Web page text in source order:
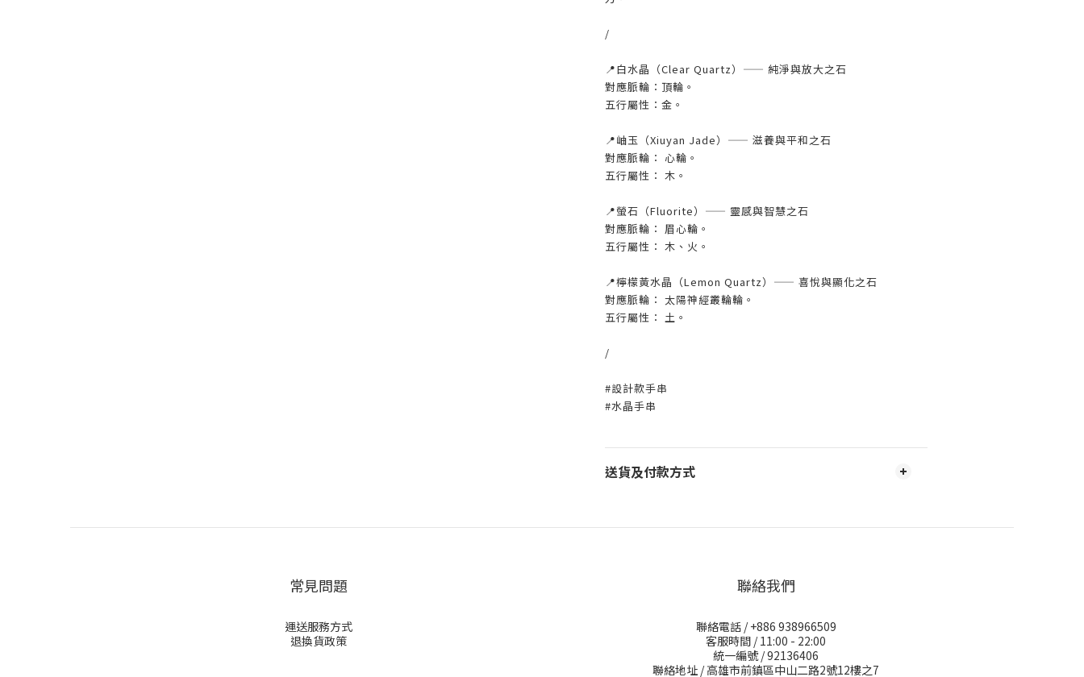
/
📍白水晶（Clear Quartz）—— 純淨與放大之石
對應脈輪：頂輪。
五行屬性：金。
📍岫玉（Xiuyan Jade）—— 滋養與平和之石
對應脈輪： 心輪。
五行屬性： 木。
📍螢石（Fluorite）—— 靈感與智慧之石
對應脈輪： 眉心輪。
五行屬性： 木、火。
📍檸檬黃水晶（Lemon Quartz）—— 喜悅與顯化之石
對應脈輪： 太陽神經叢輪輪。
五行屬性： 土。
/
#設計款手串
#水晶手串
送貨及付款方式
常見問題
運送服務方式
退換貨政策
聯絡我們
聯絡電話 / +886 938966509
客服時間 / 11:00 - 22:00
統一編號 / 92136406
聯絡地址 / 高雄市前鎮區中山二路2號12樓之7